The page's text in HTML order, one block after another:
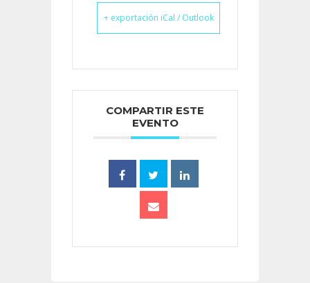
+ exportación iCal / Outlook
COMPARTIR ESTE
EVENTO